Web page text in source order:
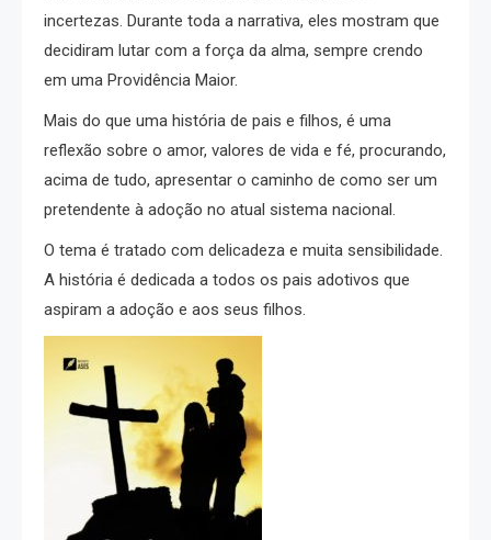
incertezas. Durante toda a narrativa, eles mostram que
decidiram lutar com a força da alma, sempre crendo
em uma Providência Maior.
Mais do que uma história de pais e filhos, é uma
reflexão sobre o amor, valores de vida e fé, procurando,
acima de tudo, apresentar o caminho de como ser um
pretendente à adoção no atual sistema nacional.
O tema é tratado com delicadeza e muita sensibilidade.
A história é dedicada a todos os pais adotivos que
aspiram a adoção e aos seus filhos.